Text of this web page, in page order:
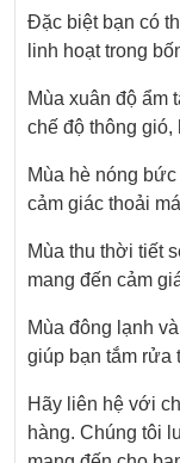
Đặc biệt bạn có
linh hoạt trong
Mùa xuân độ ẩm
chế độ thông gió,
Mùa hè nóng
cảm giác thoải
Mùa thu thời tiết
mang đến cảm
Mùa đông lạnh
giúp bạn tắm rửa
Hãy liên hệ với
hàng. Chúng tôi